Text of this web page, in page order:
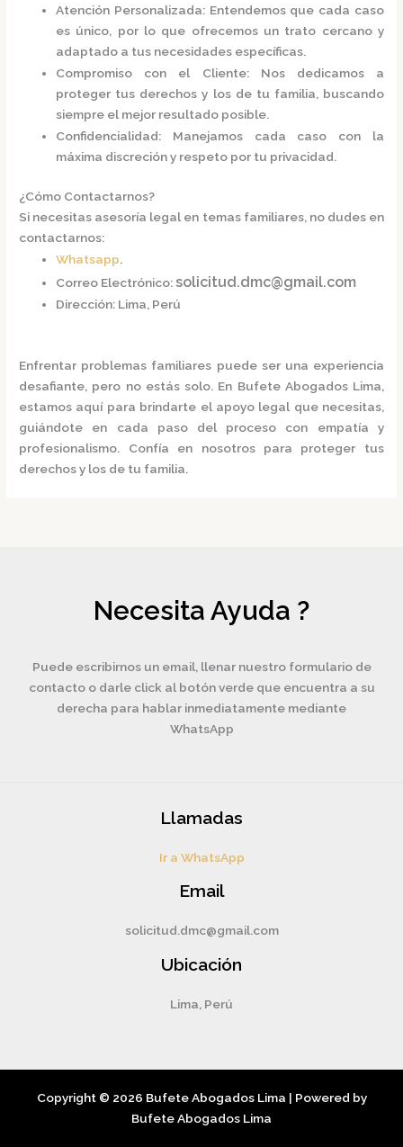
Atención Personalizada: Entendemos que cada caso
es único, por lo que ofrecemos un trato cercano y
adaptado a tus necesidades específicas.
Compromiso con el Cliente: Nos dedicamos a
proteger tus derechos y los de tu familia, buscando
siempre el mejor resultado posible.
Confidencialidad: Manejamos cada caso con la
máxima discreción y respeto por tu privacidad.
¿Cómo Contactarnos?
Si necesitas asesoría legal en temas familiares, no dudes en
contactarnos:
Whatsapp.
Correo Electrónico:solicitud.dmc@gmail.com
Dirección: Lima, Perú
Enfrentar problemas familiares puede ser una experiencia
desafiante, pero no estás solo. En Bufete Abogados Lima,
estamos aquí para brindarte el apoyo legal que necesitas,
guiándote en cada paso del proceso con empatía y
profesionalismo.
Confía en nosotros para proteger tus
derechos y los de tu familia.
Necesita Ayuda ?
Puede escribirnos un email, llenar nuestro formulario de
contacto o darle click al botón verde que encuentra a su
derecha para hablar inmediatamente mediante
WhatsApp
Llamadas
Ir a WhatsApp
Email
solicitud.dmc@gmail.com
Ubicación
Lima, Perú
Copyright © 2026 Bufete Abogados Lima | Powered by
Bufete Abogados Lima